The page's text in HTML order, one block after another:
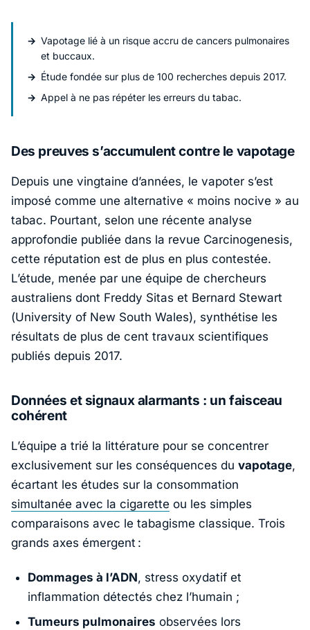
Vapotage lié à un risque accru de cancers pulmonaires
et buccaux.
Étude fondée sur plus de 100 recherches depuis 2017.
Appel à ne pas répéter les erreurs du tabac.
Des preuves s’accumulent contre le vapotage
Depuis une vingtaine d’années, le vapoter s’est
imposé comme une alternative « moins nocive » au
tabac. Pourtant, selon une récente analyse
approfondie publiée dans la revue Carcinogenesis,
cette réputation est de plus en plus contestée.
L’étude, menée par une équipe de chercheurs
australiens dont Freddy Sitas et Bernard Stewart
(University of New South Wales), synthétise les
résultats de plus de cent travaux scientifiques
publiés depuis 2017.
Données et signaux alarmants : un faisceau
cohérent
L’équipe a trié la littérature pour se concentrer
exclusivement sur les conséquences du vapotage,
écartant les études sur la consommation
simultanée avec la cigarette ou les simples
comparaisons avec le tabagisme classique. Trois
grands axes émergent :
Dommages à l’ADN, stress oxydatif et
inflammation détectés chez l’humain ;
Tumeurs pulmonaires observées lors